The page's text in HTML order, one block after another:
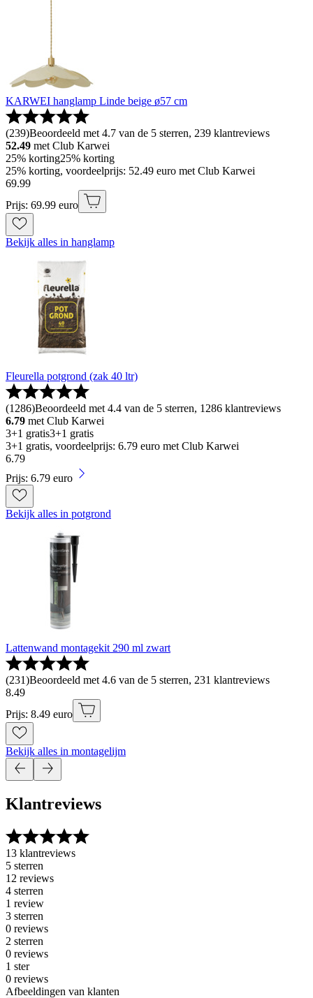
KARWEI hanglamp Linde beige ø57 cm
(239)Beoordeeld met 4.7 van de 5 sterren, 239 klantreviews
52.49 met Club Karwei
25% korting25% korting
25% korting, voordeelprijs: 52.49 euro met Club Karwei
69.99
Prijs: 69.99 euro
Bekijk alles in hanglamp
Fleurella potgrond (zak 40 ltr)
(1286)Beoordeeld met 4.4 van de 5 sterren, 1286 klantreviews
6.79 met Club Karwei
3+1 gratis3+1 gratis
3+1 gratis, voordeelprijs: 6.79 euro met Club Karwei
6.79
Prijs: 6.79 euro
Bekijk alles in potgrond
Lattenwand montagekit 290 ml zwart
(231)Beoordeeld met 4.6 van de 5 sterren, 231 klantreviews
8.49
Prijs: 8.49 euro
Bekijk alles in montagelijm
Klantreviews
13 klantreviews
5 sterren
12 reviews
4 sterren
1 review
3 sterren
0 reviews
2 sterren
0 reviews
1 ster
0 reviews
Afbeeldingen van klanten